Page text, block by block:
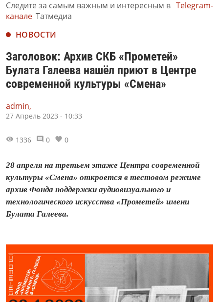
Следите за самым важным и интересным в Telegram-
канале Татмедиа
НОВОСТИ
Заголовок: Архив СКБ «Прометей»
Булата Галеева нашёл приют в Центре
современной культуры «Смена»
admin,
27 Апрель 2023 - 10:33
1336 0 0
28 апреля на третьем этаже Центра современной
культуры «Смена» откроется в тестовом режиме
архив Фонда поддержки аудиовизуального и
технологического искусства «Прометей» имени
Булата Галеева.